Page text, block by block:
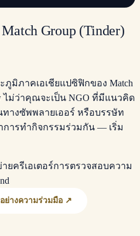
Group (Tinder)
มิภาคเอเชียแปซิฟิกของ Match
ไม่ว่าคุณจะเป็น NGO ที่มีแนวคิด
างซัพพลายเออร์ หรือบรรษัท
ารทำกิจกรรมร่วมกัน — เริ่ม
ยครีเอเตอร์การตรวจสอบความ
ย่างความร่วมมือ ↗